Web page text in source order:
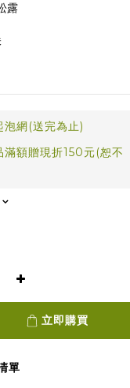
露
網(送完為止)
額贈現折150元(恕不
立即購買
單